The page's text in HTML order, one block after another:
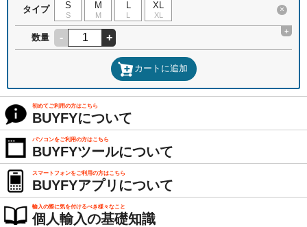
タイプ S
S
M
M
L
L
XL
XL
×
数量 - +
+
カートに追加
初めてご利用の方はこちら
BUYFYについて
パソコンをご利用の方はこちら
BUYFYツールについて
スマートフォンをご利用の方はこちら
BUYFYアプリについて
輸入の際に気を付けるべき様々なこと
個人輸入の基礎知識